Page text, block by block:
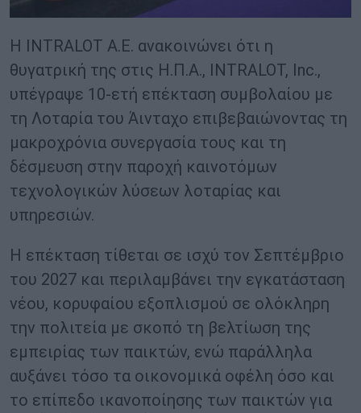
Η INTRALOT Α.Ε. ανακοινώνει ότι η
θυγατρική της στις Η.Π.Α., INTRALOT, Inc.,
υπέγραψε 10-ετή επέκταση συμβολαίου με
τη Λοταρία του Άινταχο επιβεβαιώνοντας τη
μακροχρόνια συνεργασία τους και τη
δέσμευση στην παροχή καινοτόμων
τεχνολογικών λύσεων λοταρίας και
υπηρεσιών.
Η επέκταση τίθεται σε ισχύ τον Σεπτέμβριο
του 2027 και περιλαμβάνει την εγκατάσταση
νέου, κορυφαίου εξοπλισμού σε ολόκληρη
την πολιτεία με σκοπό τη βελτίωση της
εμπειρίας των παικτών, ενώ παράλληλα
αυξάνει τόσο τα οικονομικά οφέλη όσο και
το επίπεδο ικανοποίησης των παικτών για